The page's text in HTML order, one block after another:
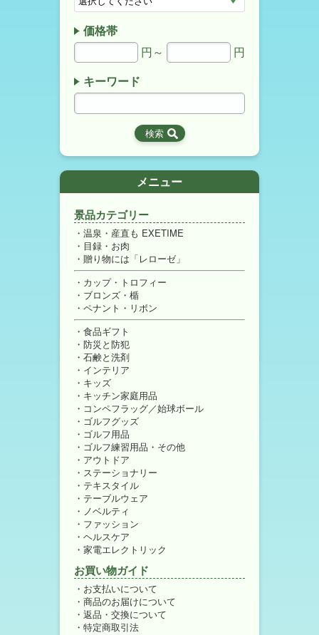
価格帯
円～
円
キーワード
メニュー
景品カテゴリー
温泉・産直も EXETIME
目録・お肉
贈り物には「レローゼ」
カップ・トロフィー
ブロンズ・楯
ペナント・リボン
食品ギフト
防災と防犯
石鹸と洗剤
インテリア
キッズ
キッチン家庭用品
コンペフラッグ／始球ボール
ゴルフグッズ
ゴルフ用品
ゴルフ練習用品・その他
アウトドア
ステーショナリー
テキスタイル
テーブルウェア
ノベルティ
ファッション
ヘルスケア
家電エレクトリック
お買い物ガイド
お支払いについて
商品のお届けについて
返品・交換について
特定商取引法